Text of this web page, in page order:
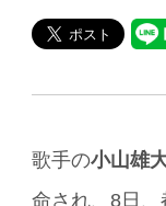
歌手の小山雄
命され、8日、